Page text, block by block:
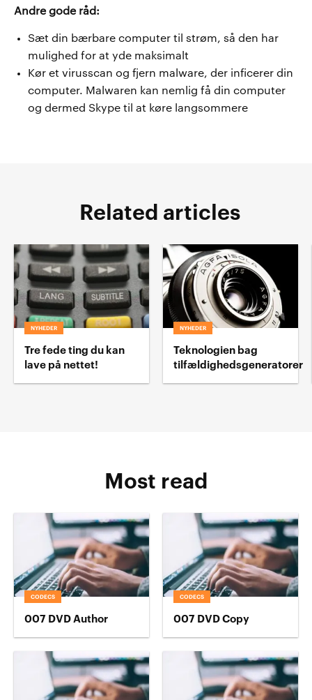
Andre gode råd:
Sæt din bærbare computer til strøm, så den har
mulighed for at yde maksimalt
Kør et virusscan og fjern malware, der inficerer din
computer. Malwaren kan nemlig få din computer
og dermed Skype til at køre langsommere
Related articles
NYHEDER
Tre fede ting du kan
lave på nettet!
NYHEDER
Teknologien bag
tilfældighedsgeneratorer
Most read
CODECS
007 DVD Author
CODECS
007 DVD Copy